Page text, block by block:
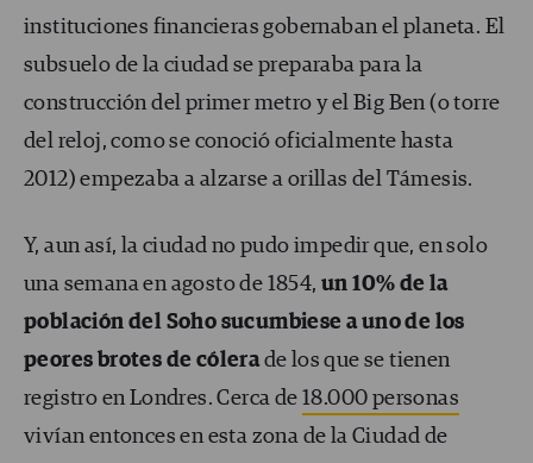
instituciones financieras gobernaban el planeta. El
subsuelo de la ciudad se preparaba para la
construcción del primer metro y el Big Ben (o torre
del reloj, como se conoció oficialmente hasta
2012) empezaba a alzarse a orillas del Támesis.
Y, aun así, la ciudad no pudo impedir que, en solo
una semana en agosto de 1854, un 10% de la
población del Soho sucumbiese a uno de los
peores brotes de cólerade los que se tienen
registro en Londres. Cerca de 18.000 personas
vivían entonces en esta zona de la Ciudad de